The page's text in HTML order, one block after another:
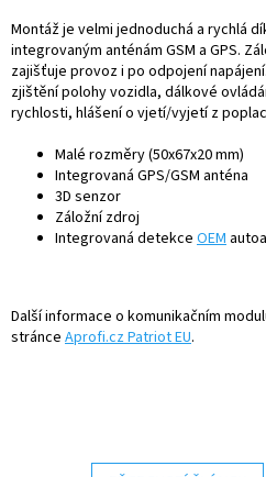
Montáž je velmi jednoduchá a rychlá
integrovaným anténám GSM a GPS.
zajišťuje provoz i po odpojení
zjištění polohy vozidla, dálkové
rychlosti, hlášení o vjetí/vyjetí z
Malé rozměry (50x67x20 mm)
Integrovaná GPS/GSM anténa
3D senzor
Záložní zdroj
Integrovaná detekce OEM
Další informace o komunikačním
stránce Aprofi.cz Patriot EU.